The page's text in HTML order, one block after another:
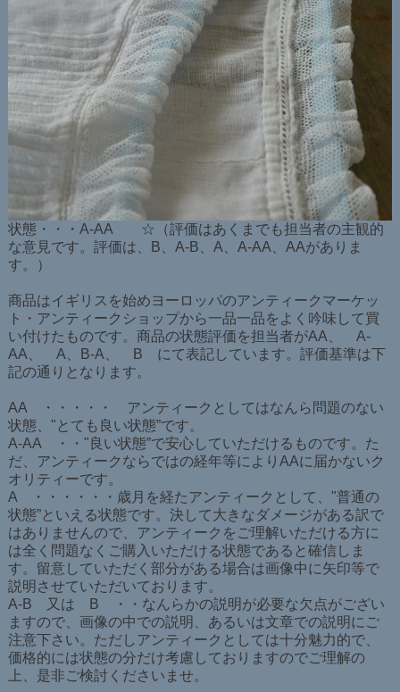
状態・・・A-AA ☆（評価はあくまでも担当者の主観的
な意見です。評価は、B、A-B、A、A-AA、AAがありま
す。）
商品はイギリスを始めヨーロッパのアンティークマーケッ
ト・アンティークショップから一品一品をよく吟味して買
い付けたものです。商品の状態評価を担当者がAA、 A-
AA、 A、B-A、 B にて表記しています。評価基準は下
記の通りとなります。
AA ・・・・・ アンティークとしてはなんら問題のない
状態、"とても良い状態”です。
A-AA ・・"良い状態”で安心していただけるものです。た
だ、アンティークならではの経年等によりAAに届かないク
オリティーです。
A ・・・・・・歳月を経たアンティークとして、"普通の
状態”といえる状態です。決して大きなダメージがある訳で
はありませんので、アンティークをご理解いただける方に
は全く問題なくご購入いただける状態であると確信しま
す。留意していただく部分がある場合は画像中に矢印等で
説明させていただいております。
A-B 又は B ・・なんらかの説明が必要な欠点がござい
ますので、画像の中での説明、あるいは文章での説明にご
注意下さい。ただしアンティークとしては十分魅力的で、
価格的には状態の分だけ考慮しておりますのでご理解の
上、是非ご検討くださいませ。